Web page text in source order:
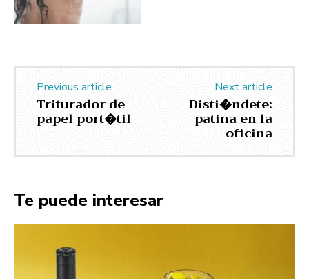
Previous article
Triturador de
papel port�til
Next article
Disti�ndete:
patina en la
oficina
Te puede interesar